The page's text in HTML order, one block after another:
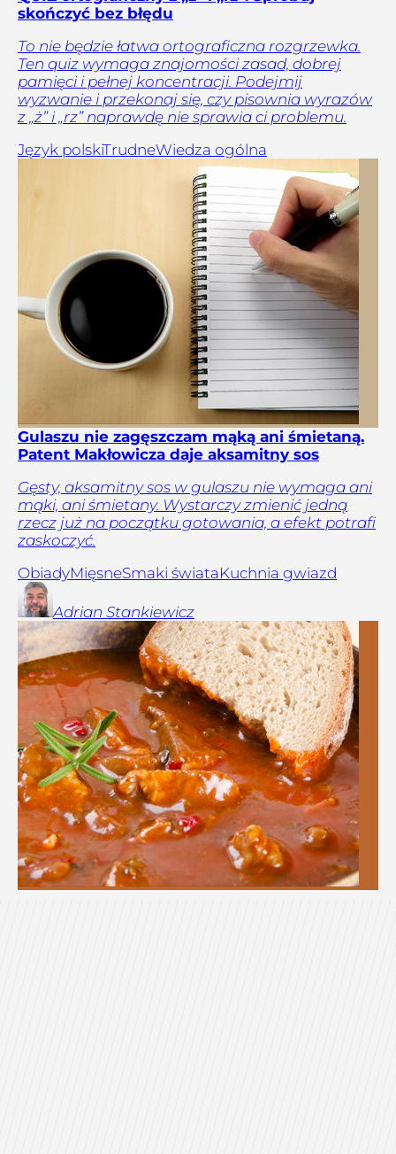
skończyć bez błędu
To nie będzie łatwa ortograficzna rozgrzewka.
Ten quiz wymaga znajomości zasad, dobrej
pamięci i pełnej koncentracji. Podejmij
wyzwanie i przekonaj się, czy pisownia wyrazów
z „ż” i „rz” naprawdę nie sprawia ci problemu.
Język polskiTrudneWiedza ogólna
Gulaszu nie zagęszczam mąką ani śmietaną.
Patent Makłowicza daje aksamitny sos
Gęsty, aksamitny sos w gulaszu nie wymaga ani
mąki, ani śmietany. Wystarczy zmienić jedną
rzecz już na początku gotowania, a efekt potrafi
zaskoczyć.
ObiadyMięsneSmaki świataKuchnia gwiazd
Adrian Stankiewicz